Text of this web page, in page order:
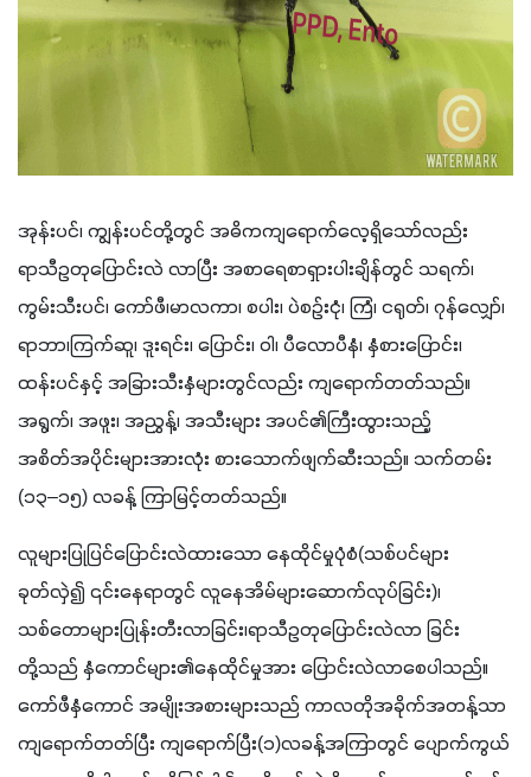
အုန်းပင်၊ ကျွန်းပင်တို့တွင် အဓိကကျရောက်လေ့ရှိသော်လည်း
ရာသီဥတုပြောင်းလဲ လာပြီး အစာရေစာရှားပါးချိန်တွင် သရက်၊
ကွမ်းသီးပင်၊ ကော်ဖီ၊မာလကာ၊ စပါး၊ ပဲစဉ်းငုံ၊ ကြံ၊ ငရုတ်၊ ဂုန်လျှော်၊
ရာဘာ၊ကြက်ဆူ၊ ဒူးရင်း၊ ပြောင်း၊ ဝါ၊ ပီလောပီနံ၊ နှံစားပြောင်း၊
ထန်းပင်နှင့် အခြားသီးနှံများတွင်လည်း ကျရောက်တတ်သည်။
အရွက်၊ အဖူး၊ အညွှန့်၊ အသီးများ အပင်၏ကြီးထွားသည့်
အစိတ်အပိုင်းများအားလုံး စားသောက်ဖျက်ဆီးသည်။ သက်တမ်း
(၁၃–၁၅) လခန့် ကြာမြင့်တတ်သည်။
လူများပြုပြင်ပြောင်းလဲထားသော နေထိုင်မှုပုံစံ(သစ်ပင်များ
ခုတ်လှဲ၍ ၎င်းနေရာတွင် လူနေအိမ်များဆောက်လုပ်ခြင်း)၊
သစ်တောများပြုန်းတီးလာခြင်း၊ရာသီဥတုပြောင်းလဲလာ ခြင်း
တို့သည် နှံကောင်များ၏နေထိုင်မှုအား ပြောင်းလဲလာစေပါသည်။
ကော်ဖီနှံကောင် အမျိုးအစားများသည် ကာလတိုအခိုက်အတန့်သာ
ကျရောက်တတ်ပြီး ကျရောက်ပြီး(၁)လခန့်အကြာတွင် ပျောက်ကွယ်